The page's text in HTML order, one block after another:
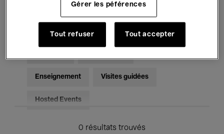
Enseignement Visites guidées
Hosted Events
0 résultats trouvés
Gérer les péférences
Tout refuser Tout accepter